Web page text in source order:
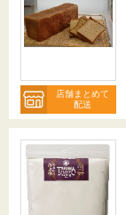
店舗まとめて
配送